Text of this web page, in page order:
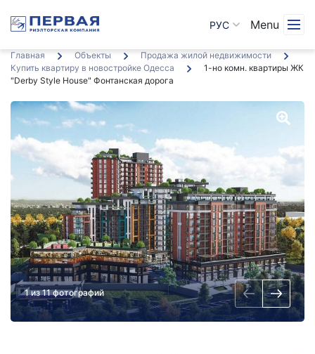
РУС Menu
Главная Объекты
Продажа жилой недвижимости
Купить квартиру в новостройке Одесса
1-но комн. квартиры ЖК
"Derby Style House" Фонтанская дорога
1 из 11 фотографий